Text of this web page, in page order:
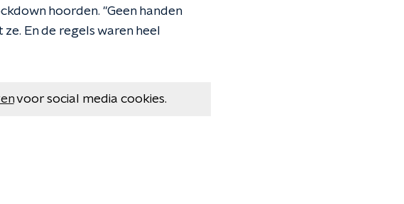
hoorden. "Geen handen
En de regels waren heel
voor social media cookies.